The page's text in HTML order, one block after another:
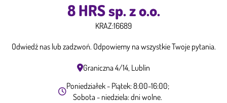
8 HRS sp. z o.o.
KRAZ:16689
Odwiedź nas lub zadzwoń. Odpowiemy na wszystkie Twoje pytania.
Graniczna 4/14, Lublin
Poniedziałek - Piątek: 8:00-16:00;
Sobota - niedziela: dni wolne.